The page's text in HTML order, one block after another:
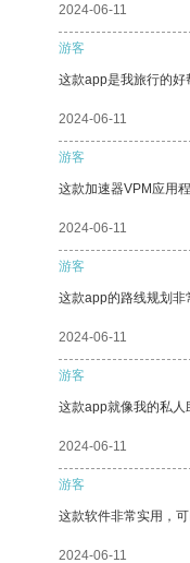
2024-06-11
游客
这款app是我旅行的好
2024-06-11
游客
这款加速器VPM应用
2024-06-11
游客
这款app的路线规划非
2024-06-11
游客
这款app就像我的私人
2024-06-11
游客
这款软件非常实用，
2024-06-11